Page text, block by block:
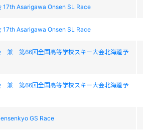
17th Asarigawa Onsen SL Race
17th Asarigawa Onsen SL Race
兼 第66回全国高等学校スキー大会北海道予
兼 第66回全国高等学校スキー大会北海道予
GS Race